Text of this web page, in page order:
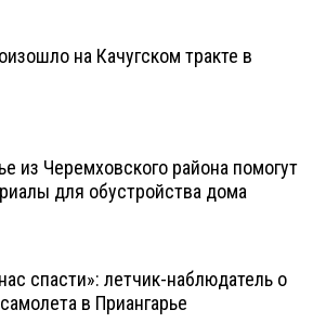
на Качугском тракте в
из Черемховского района помогут
для обустройства дома
спасти»: летчик-наблюдатель о
в Приангарье